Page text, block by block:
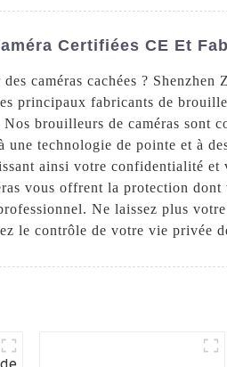
Certifiées CE Et
caméras cachées ?
principaux fabricants de
brouilleurs de caméras sont
une technologie de pointe et à
ainsi votre confidentialité
vous offrent la protection
Ne laissez plus
le contrôle de votre vie privée